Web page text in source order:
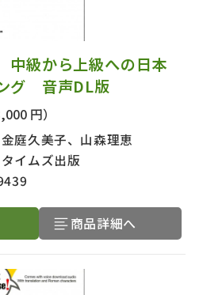
級から上級への日本
グ 音声DL版
円）
庭久美子、山森理恵
イムズ出版
商品詳細へ